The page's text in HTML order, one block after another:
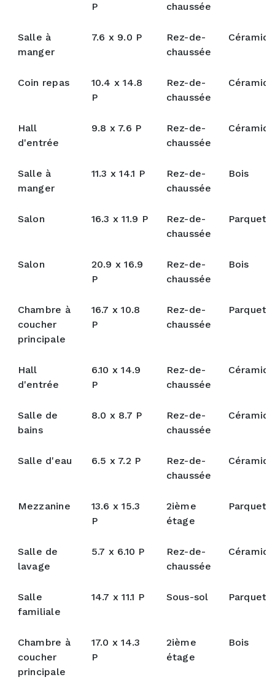
P
chaussée
Salle à
manger
7.6 x 9.0 P
Rez-de-
chaussée
Coin repas
10.4 x 14.8
P
Rez-de-
chaussée
Hall
d'entrée
9.8 x 7.6 P
Rez-de-
chaussée
Salle à
manger
11.3 x 14.1 P
Rez-de-
chaussée
Bois
Salon 16.3 x 11.9 P
Rez-de-
chaussée
Salon
20.9 x 16.9
P
Rez-de-
chaussée
Bois
Chambre à
coucher
principale
16.7 x 10.8
P
Rez-de-
chaussée
Hall
d'entrée
6.10 x 14.9
P
Rez-de-
chaussée
Salle de
bains
8.0 x 8.7 P
Rez-de-
chaussée
Salle d'eau 6.5 x 7.2 P
Rez-de-
chaussée
Mezzanine
13.6 x 15.3
P
2ième
étage
Salle de
lavage
5.7 x 6.10 P
Rez-de-
chaussée
Salle
familiale
14.7 x 11.1 P Sous-sol
Chambre à
coucher
principale
17.0 x 14.3
P
2ième
étage
Bois